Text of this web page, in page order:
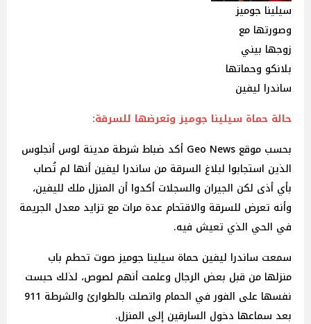
سيلينا جوميز
وصورتها مع
زوجها بيني
بلانكو وحماتها
ساندرا ليفين
حالة حماة سيلينا جوميز وتعرضها للسرقة:
بحسب موقع Geo News أكد ضباط شرطة مدينة لوس أنجلوس
الذين استجابوا لبلاغ السرقة من ساندرا ليفين أنها لم تُصاب
بأي أذى لكن الجيران والسجلات أكدوا أن المنزل ملك لليفين،
وأنه تعرض للسرقة والاقتحام عدة مرات مع تزايد معدل الجريمة
في الحي الذي تعيش فيه.
سمعت ساندرا ليفين حماة سيلينا جوميز صوت تحطم باب
منزلها من قبل بعض الرجال وعلمت أنهم لصوص، لذلك حبست
نفسها على الفور في الحمام واتصلت بالطوارئ والشرطة 911
بعد سماعها دخول السارقين إلى المنزل.